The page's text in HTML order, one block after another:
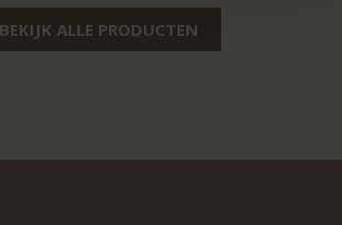
BEKIJK ALLE PRODUCTEN